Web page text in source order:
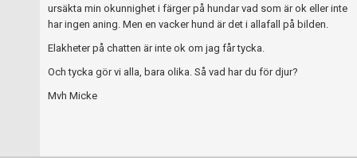
ursäkta min okunnighet i färger på hundar vad som är ok eller inte
har ingen aning. Men en vacker hund är det i allafall på bilden.
Elakheter på chatten är inte ok om jag får tycka.
Och tycka gör vi alla, bara olika. Så vad har du för djur?
Mvh Micke